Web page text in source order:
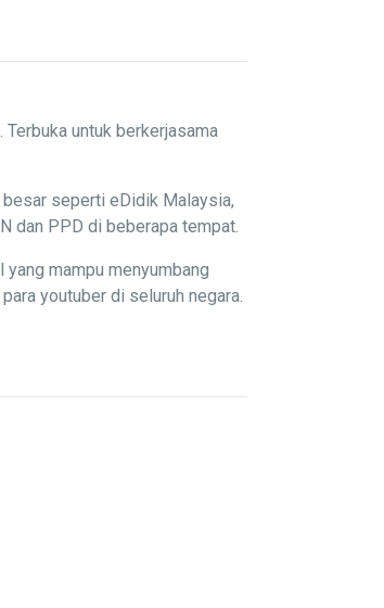
untuk berkerjasama
besar seperti eDidik Malaysia,
dan PPD di beberapa tempat.
mampu menyumbang
youtuber di seluruh negara.